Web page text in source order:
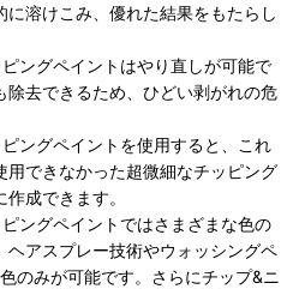
溶けこみ、優れた結果をもたらし
ングペイントはやり直しが可能で
去できるため、ひどい剥がれの危
ングペイントを使用すると、これ
用できなかった超微細なチッピング
成できます。
ングペイントではさまざまな色の
アスプレー技術やウォッシングペ
のみが可能です。さらにチップ&ニ